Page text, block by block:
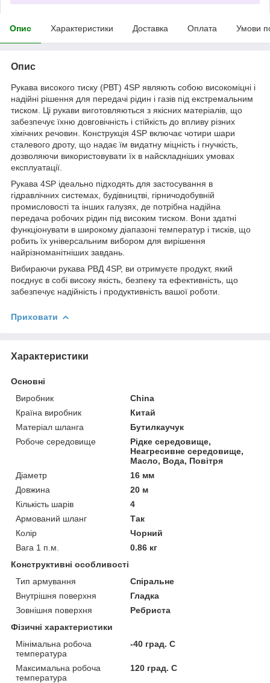
Опис Характеристики Доставка Оплата Умови
Опис
Рукава високого тиску (РВТ) 4SP являють собою високоміцні і
надійні рішення для передачі рідин і газів під екстремальним
тиском. Ці рукави виготовляються з якісних матеріалів, що
забезпечує їхню довговічність і стійкість до впливу різних
хімічних речовин. Конструкція 4SP включає чотири шари
сталевого дроту, що надає їм видатну міцність і гнучкість,
дозволяючи використовувати їх в найскладніших умовах
експлуатації.
Рукава 4SP ідеально підходять для застосування в
гідравлічних системах, будівництві, гірничодобувній
промисловості та інших галузях, де потрібна надійна
передача робочих рідин під високим тиском. Вони здатні
функціонувати в широкому діапазоні температур і тисків, що
робить їх універсальним вибором для вирішення
найрізноманітніших завдань.
Вибираючи рукава РВД 4SP, ви отримуєте продукт, який
поєднує в собі високу якість, безпеку та ефективність, що
забезпечує надійність і продуктивність вашої роботи.
Приховати
Характеристики
Основні
Виробник
China
Країна виробник
Китай
Матеріал шланга
Бутилкаучук
Робоче середовище
Рідке середовище,
Неагресивне середовище,
Масло, Вода, Повітря
Діаметр
16 мм
Довжина
20 м
Кількість шарів
4
Армований шланг
Так
Колір
Чорний
Вага 1 п.м.
0.86 кг
Конструктивні особливості
Тип армування
Спіральне
Внутрішня поверхня
Гладка
Зовнішня поверхня
Ребриста
Фізичні характеристики
Мінімальна робоча
температура
-40 град. C
Максимальна робоча
температура
120 град. C